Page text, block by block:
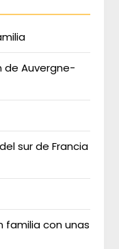
de Auvergne-
sur de Francia
familia con unas